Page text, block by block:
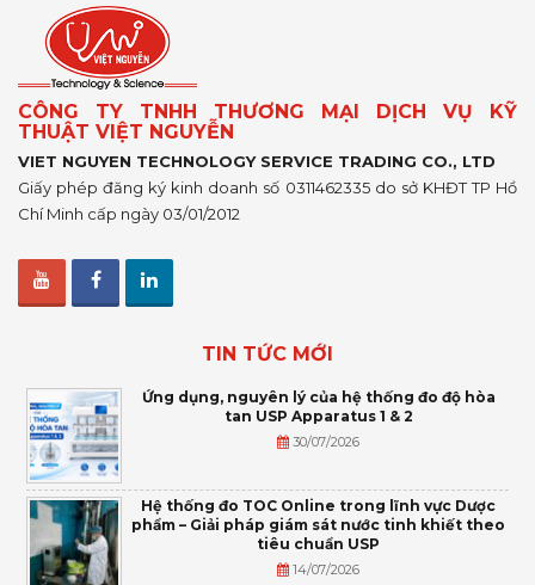
CÔNG TY TNHH THƯƠNG MẠI DỊCH VỤ KỸ
THUẬT VIỆT NGUYỄN
VIET NGUYEN TECHNOLOGY SERVICE TRADING CO., LTD
Giấy phép đăng ký kinh doanh số 0311462335 do sở KHĐT TP Hồ
Chí Minh cấp ngày 03/01/2012
TIN TỨC MỚI
Ứng dụng, nguyên lý của hệ thống đo độ hòa
tan USP Apparatus 1 & 2
30/07/2026
Hệ thống đo TOC Online trong lĩnh vực Dược
phẩm – Giải pháp giám sát nước tinh khiết theo
tiêu chuẩn USP
14/07/2026